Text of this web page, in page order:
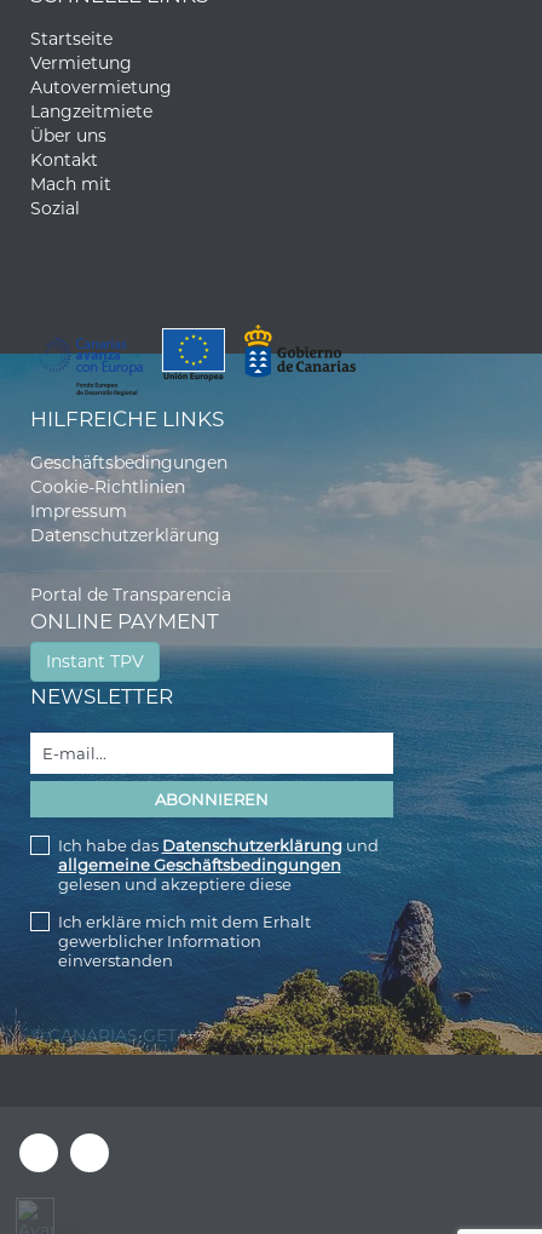
Startseite
Vermietung
Autovermietung
Langzeitmiete
Über uns
Kontakt
Mach mit
Sozial
HILFREICHE LINKS
Geschäftsbedingungen
Cookie-Richtlinien
Impressum
Datenschutzerklärung
Portal de Transparencia
ONLINE PAYMENT
Instant TPV
NEWSLETTER
Ich habe das Datenschutzerklärungund
allgemeine Geschäftsbedingungen
gelesen und akzeptiere diese
Ich erkläre mich mit dem Erhalt
gewerblicher Information
einverstanden
© CANARIAS GETAWAY 2026